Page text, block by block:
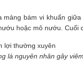
bám vi khuẩn
hoặc mô nướu. Cuối
là nguyên nhân gây